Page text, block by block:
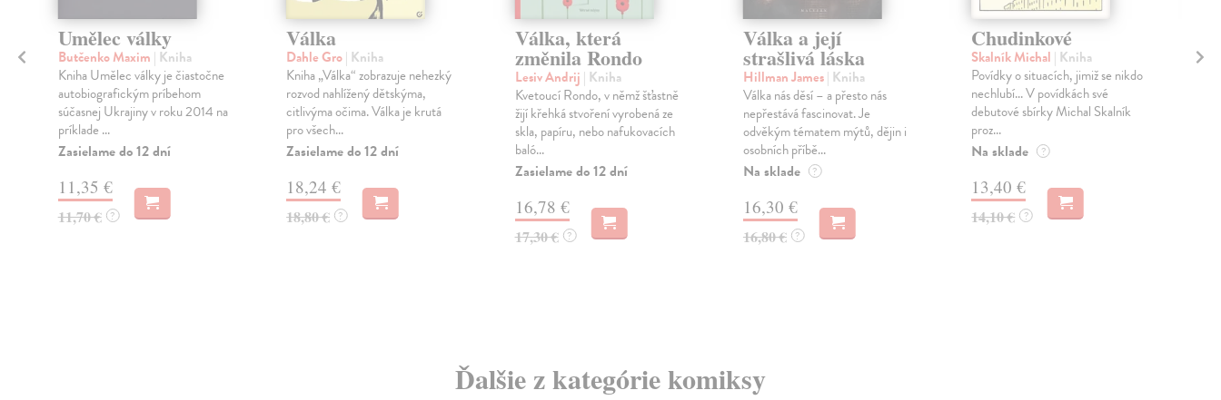
Umělec války
Butčenko Maxim | Kniha
Kniha Umělec války je čiastočne
autobiografickým príbehom
súčasnej Ukrajiny v roku 2014 na
príklade ...
Zasielame do 12 dní
11,35 €
11,70 € ?
Válka
Dahle Gro| Kniha
Kniha „Válka“ zobrazuje nehezký
rozvod nahlížený dětskýma,
citlivýma očima. Válka je krutá
pro všech...
Zasielame do 12 dní
18,24 €
18,80 € ?
Válka, která
změnila Rondo
Lesiv Andrij | Kniha
Kvetoucí Rondo, v němž šťastně
žijí křehká stvoření vyrobená ze
skla, papíru, nebo nafukovacích
baló...
Zasielame do 12 dní
16,78 €
17,30 € ?
Válka a její
strašlivá láska
Hillman James| Kniha
Válka nás děsí – a přesto nás
nepřestává fascinovat. Je
odvěkým tématem mýtů, dějin i
osobních příbě...
Na sklade ?
16,30 €
16,80 € ?
Chudinkové
Skalník Michal | Kniha
Povídky o situacích, jimiž se nikdo
nechlubí... V povídkách své
debutové sbírky Michal Skalník
proz...
Na sklade ?
13,40 €
14,10 € ?
Ďalšie z kategórie komiksy